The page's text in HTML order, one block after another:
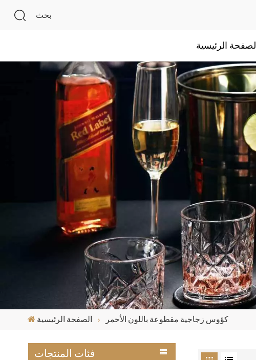
بحث
الصفحة الرئيسية
الصفحة الرئيسية كؤوس زجاجية مقطوعة باللون الأحمر
فئات المنتجات